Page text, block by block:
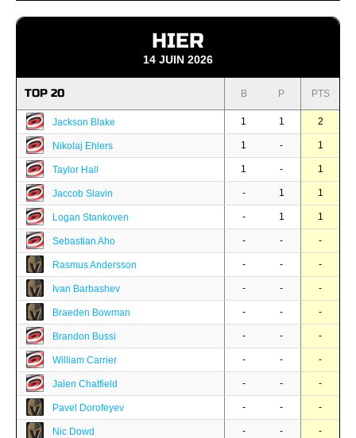
HIER
14 JUIN 2026
TOP 20 B P PTS
Jackson Blake 1 1 2
Nikolaj Ehlers 1 - 1
Taylor Hall 1 - 1
Jaccob Slavin - 1 1
Logan Stankoven - 1 1
Sebastian Aho - - -
Rasmus Andersson - - -
Ivan Barbashev - - -
Braeden Bowman - - -
Brandon Bussi - - -
William Carrier - - -
Jalen Chatfield - - -
Pavel Dorofeyev - - -
Nic Dowd - - -